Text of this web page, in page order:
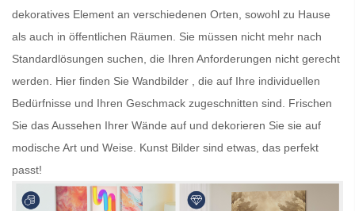
dekoratives Element an verschiedenen Orten, sowohl zu Hause
als auch in öffentlichen Räumen. Sie müssen nicht mehr nach
Standardlösungen suchen, die Ihren Anforderungen nicht gerecht
werden. Hier finden Sie Wandbilder , die auf Ihre individuellen
Bedürfnisse und Ihren Geschmack zugeschnitten sind. Frischen
Sie das Aussehen Ihrer Wände auf und dekorieren Sie sie auf
modische Art und Weise. Kunst Bilder sind etwas, das perfekt
passt!